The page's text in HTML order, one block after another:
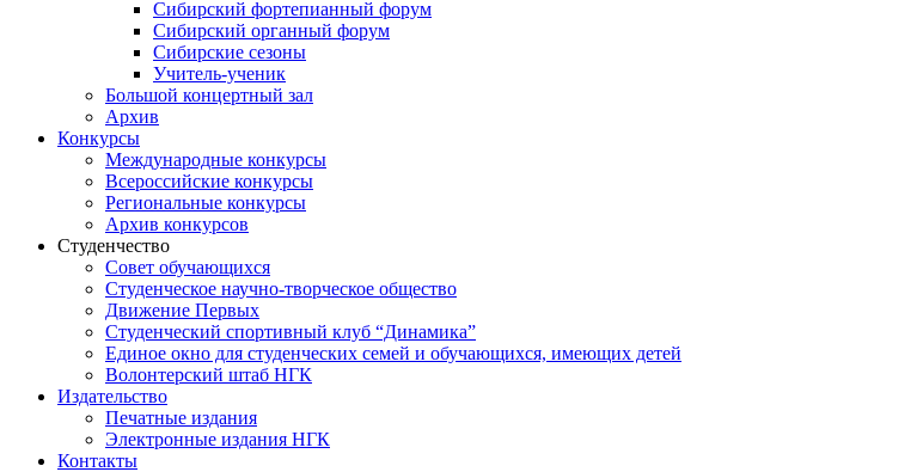
Сибирский фортепианный форум
Сибирский органный форум
Сибирские сезоны
Учитель-ученик
Большой концертный зал
Архив
Конкурсы
Международные конкурсы
Всероссийские конкурсы
Региональные конкурсы
Архив конкурсов
Студенчество
Совет обучающихся
Студенческое научно-творческое общество
Движение Первых
Студенческий спортивный клуб “Динамика”
Единое окно для студенческих семей и обучающихся, имеющих детей
Волонтерский штаб НГК
Издательство
Печатные издания
Электронные издания НГК
Контакты